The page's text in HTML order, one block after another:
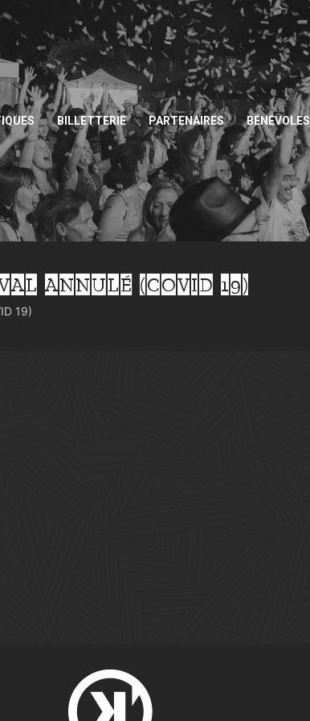
BILLETTERIE PARTENAIRES BÉNÉVOLES
ANNULÉ (COVID 19)
19)